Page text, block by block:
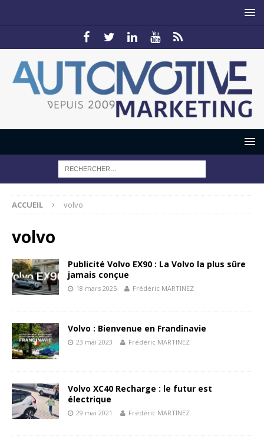
ACCUEIL volvo
volvo
Publicité Volvo EX90 : La Volvo la plus sûre
jamais conçue
18 mars 2025 Frédéric MARTINEZ
Volvo : Bienvenue en Frandinavie
23 mai 2023 Frédéric MARTINEZ
Volvo XC40 Recharge : le futur est
électrique
29 mai 2021 Frédéric MARTINEZ